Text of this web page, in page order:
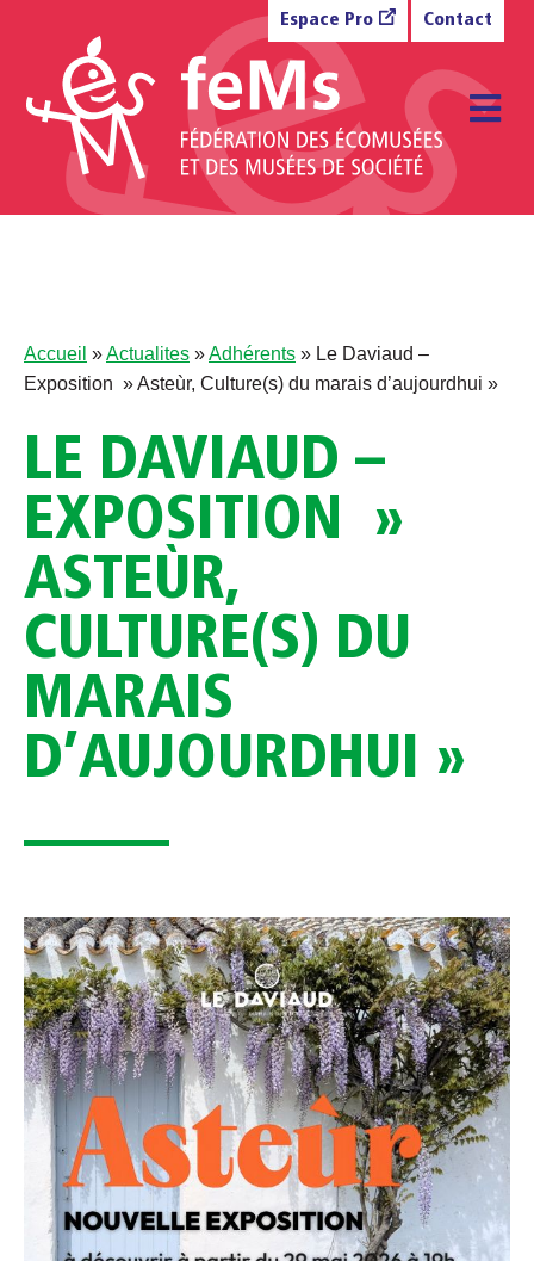
Espace Pro Contact
Accueil »Actualites »Adhérents » Le Daviaud –
Exposition » Asteùr, Culture(s) du marais d’aujourdhui »
LE DAVIAUD –
EXPOSITION »
ASTEÙR,
CULTURE(S) DU
MARAIS
D’AUJOURDHUI »